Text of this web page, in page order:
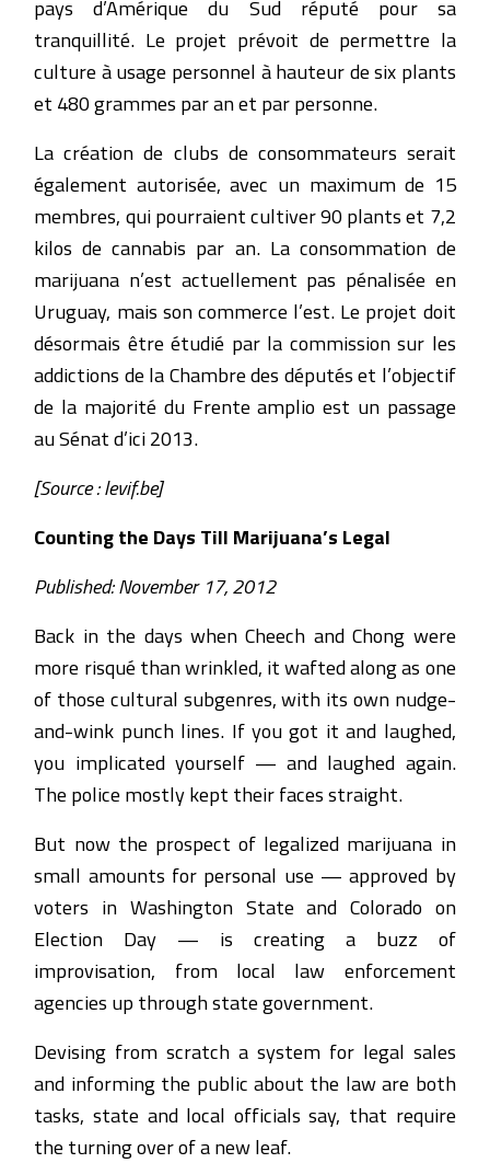
pays d’Amérique du Sud réputé pour sa
tranquillité. Le projet prévoit de permettre la
culture à usage personnel à hauteur de six plants
et 480 grammes par an et par personne.
La création de clubs de consommateurs serait
également autorisée, avec un maximum de 15
membres, qui pourraient cultiver 90 plants et 7,2
kilos de cannabis par an. La consommation de
marijuana n’est actuellement pas pénalisée en
Uruguay, mais son commerce l’est. Le projet doit
désormais être étudié par la commission sur les
addictions de la Chambre des députés et l’objectif
de la majorité du Frente amplio est un passage
au Sénat d’ici 2013.
[Source : levif.be]
Counting the Days Till Marijuana’s Legal
Published: November 17, 2012
Back in the days when Cheech and Chong were
more risqué than wrinkled, it wafted along as one
of those cultural subgenres, with its own nudge-
and-wink punch lines. If you got it and laughed,
you implicated yourself — and laughed again.
The police mostly kept their faces straight.
But now the prospect of legalized marijuana in
small amounts for personal use — approved by
voters in Washington State and Colorado on
Election Day — is creating a buzz of
improvisation, from local law enforcement
agencies up through state government.
Devising from scratch a system for legal sales
and informing the public about the law are both
tasks, state and local officials say, that require
the turning over of a new leaf.